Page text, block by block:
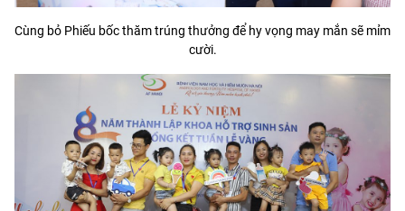
Cùng bỏ Phiếu bốc thăm trúng thưởng để hy vọng may mắn sẽ mỉm
cười.